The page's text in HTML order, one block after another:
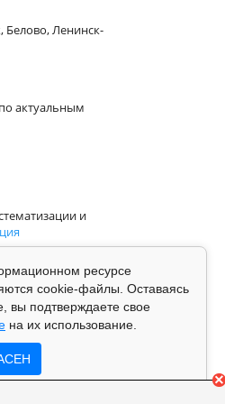
Белово, Ленинск-
актуальным
и
ресурсе
cookie-файлы. Оставаясь
вы подтверждаете свое
на их использование.